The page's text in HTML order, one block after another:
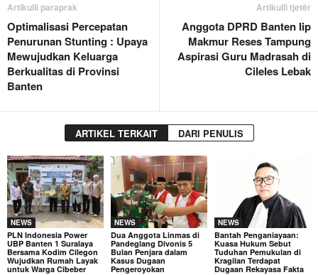
Artikulli paraprak
Optimalisasi Percepatan
Penurunan Stunting : Upaya
Mewujudkan Keluarga
Berkualitas di Provinsi
Banten
Artikulli tjetër
Anggota DPRD Banten Iip
Makmur Reses Tampung
Aspirasi Guru Madrasah di
Cileles Lebak
ARTIKEL TERKAIT DARI PENULIS
NEWS
PLN Indonesia Power
UBP Banten 1 Suralaya
Bersama Kodim Cilegon
Wujudkan Rumah Layak
untuk Warga Cibeber
NEWS
Dua Anggota Linmas di
Pandeglang Divonis 5
Bulan Penjara dalam
Kasus Dugaan
Pengeroyokan
NEWS
Bantah Penganiayaan:
Kuasa Hukum Sebut
Tuduhan Pemukulan di
Kragilan Terdapat
Dugaan Rekayasa Fakta